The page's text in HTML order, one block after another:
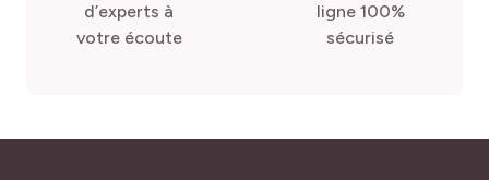
d’experts à
votre écoute
ligne 100%
sécurisé